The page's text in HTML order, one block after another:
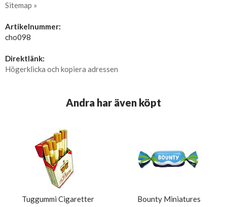
Sitemap »
Artikelnummer:
cho098
Direktlänk:
Högerklicka och kopiera adressen
Andra har även köpt
Tuggummi Cigaretter Bounty Miniatures